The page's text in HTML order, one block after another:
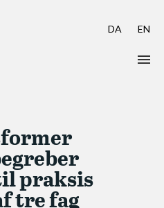
DA EN
17
praksis
tre fag